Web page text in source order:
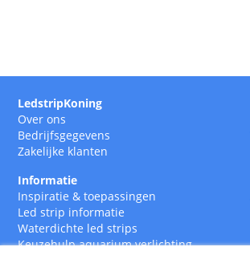
LedstripKoning
Over ons
Bedrijfsgegevens
Zakelijke klanten
Informatie
Inspiratie & toepassingen
Led strip informatie
Waterdichte led strips
Keuzehulp aquarium verlichting